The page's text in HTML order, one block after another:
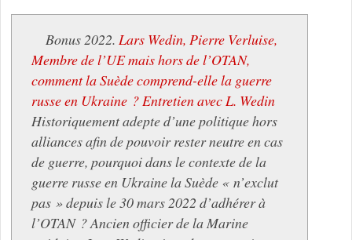
Bonus 2022. Lars Wedin, Pierre Verluise,
Membre de l’UE mais hors de l’OTAN,
comment la Suède comprend-elle la guerre
russe en Ukraine ? Entretien avec L. Wedin
Historiquement adepte d’une politique hors
alliances afin de pouvoir rester neutre en cas
de guerre, pourquoi dans le contexte de la
guerre russe en Ukraine la Suède « n’exclut
pas » depuis le 30 mars 2022 d’adhérer à
l’OTAN ? Ancien officier de la Marine